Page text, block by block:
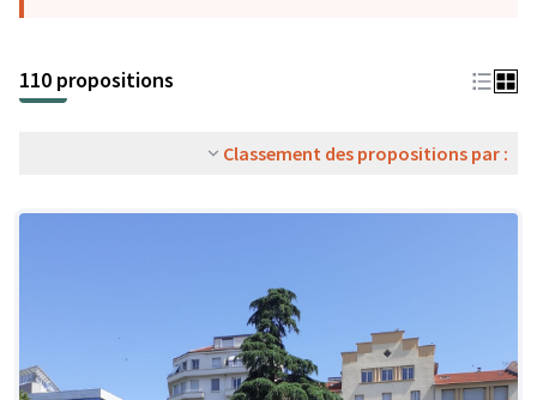
110 propositions
Classement des propositions par :